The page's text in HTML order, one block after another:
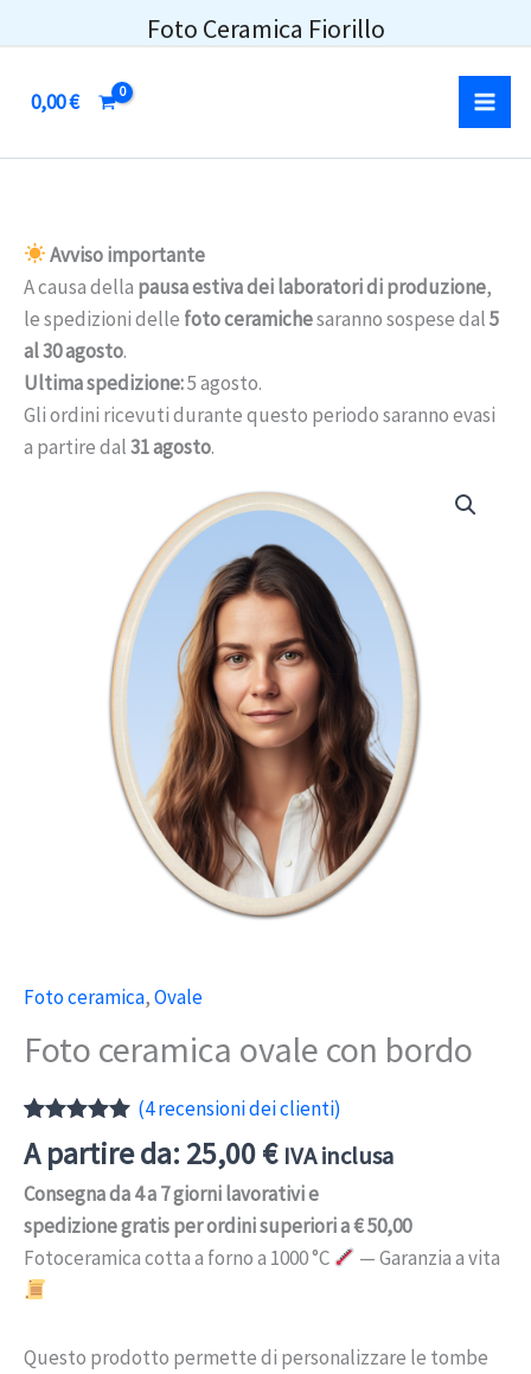
al
Foto Ceramica Fiorillo
0,00€
Avviso importante
A causa della pausa estiva dei laboratori di produzione,
le spedizioni delle foto ceramichesaranno sospese dal5
al 30 agosto.
Ultima spedizione:5 agosto.
Gli ordini ricevuti durante questo periodo saranno evasi
a partire dal31 agosto.
Foto ceramica,Ovale
Foto ceramica ovale con bordo
Valutato
5.00su 5
di
4
recensioni
(4recensioni dei clienti)
A partire da: 25,00€ IVA inclusa
Consegna da 4 a 7 giorni lavorativi e
spedizione gratis per ordini superiori a € 50,00
Fotoceramica cotta a forno a 1000 °C
— Garanzia a vita
Questo prodotto permette di personalizzare le tombe